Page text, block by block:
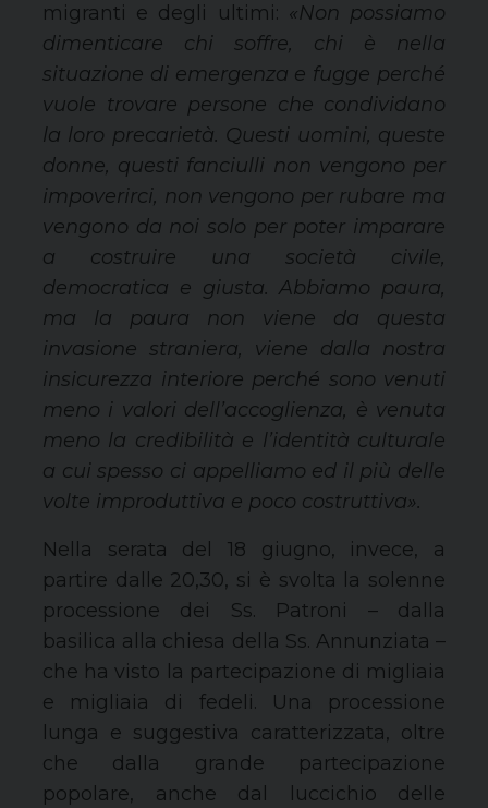
migranti e degli ultimi: «Non possiamo
dimenticare chi soffre, chi è nella
situazione di emergenza e fugge perché
vuole trovare persone che condividano
la loro precarietà. Questi uomini, queste
donne, questi fanciulli non vengono per
impoverirci, non vengono per rubare ma
vengono da noi solo per poter imparare
a costruire una società civile,
democratica e giusta. Abbiamo paura,
ma la paura non viene da questa
invasione straniera, viene dalla nostra
insicurezza interiore perché sono venuti
meno i valori dell’accoglienza, è venuta
meno la credibilità e l’identità culturale
a cui spesso ci appelliamo ed il più delle
volte improduttiva e poco costruttiva».
Nella serata del 18 giugno, invece, a
partire dalle 20,30, si è svolta la solenne
processione dei Ss. Patroni – dalla
basilica alla chiesa della Ss. Annunziata –
che ha visto la partecipazione di migliaia
e migliaia di fedeli. Una processione
lunga e suggestiva caratterizzata, oltre
che dalla grande partecipazione
popolare, anche dal luccichio delle